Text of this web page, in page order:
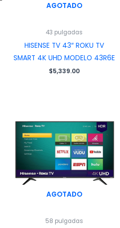
AGOTADO
43 pulgadas
HISENSE TV 43″ ROKU TV
SMART 4K UHD MODELO 43R6E
$5,339.00
AGOTADO
58 pulgadas